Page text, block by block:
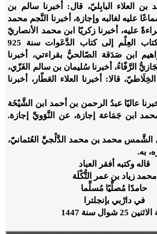
العلاء البابِليّ، قال: أخبرنا سالم بن
عليه لغالبه وإجازة، أخبرنا النَّجم محمد
عليه، أخبرنا زكريّا ابن محمد الأنصاريّ
سماعًا عليه من كتاب العِلْم إلى كتاب الدَّعَوات سنة 925
ابن صَدَقة الصّالحيُّ بقراءتي، أخبرنا
الرَّفّاءُ، أخبرنا سُليمان بن سالم الغَزّي،
قالا: أخبرنا العلاء العَطّار، أخبرنا
عاليًا عبدُ الرحمن بن أحمد ابن الشَّيْخَة
ابن جَمَاعة إجازة، عن النَّوَويِّ إجازة.
الشَّمس محمد بن محمد الدَّلْجيِّ العُثمانيّ،
به.
قاله وكتبه أفقر العباد
محمد زياد بن عمر التُّكْلَة
حامدًا مُصلِّيًا مُسلِّما
في دارْبي بإنجلترا
25 شوال سنة 1447